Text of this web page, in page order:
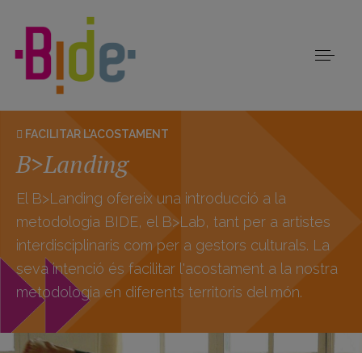
FACILITAR L'ACOSTAMENT
B>Landing
El B>Landing ofereix una introducció a la
metodologia BIDE, el B>Lab, tant per a artistes
interdisciplinaris com per a gestors culturals. La
seva intenció és facilitar l'acostament a la nostra
metodologia en diferents territoris del món.